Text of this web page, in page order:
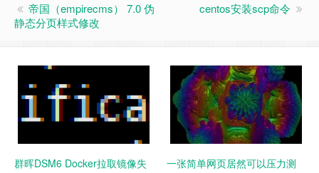
帝国（empirecms） 7.0 伪
静态分页样式修改
centos安装scp命令
群晖DSM6 Docker拉取镜像失
一张简单网页居然可以压力测